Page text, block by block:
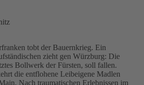
tobt der Bauernkrieg. Ein
zieht gen Würzburg: Die
Bollwerk der Fürsten, soll fallen.
die entflohene Leibeigene Madlen
Nach traumatischen Erlebnissen im